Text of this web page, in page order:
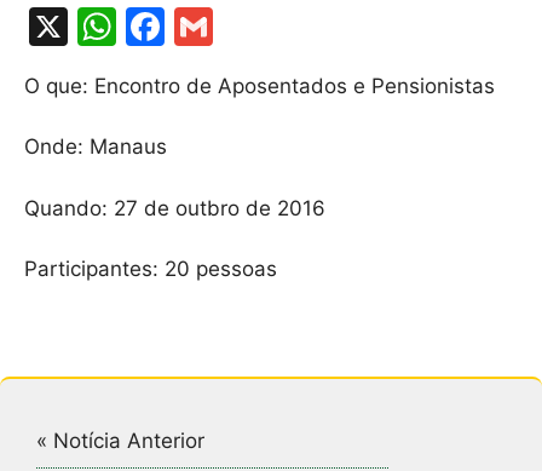
X
W
at
s
p
p
F
c
e
o
o
m
ai
O que: Encontro de Aposentados e Pensionistas
Onde: Manaus
Quando: 27 de outbro de 2016
Participantes: 20 pessoas
« Notícia Anterior